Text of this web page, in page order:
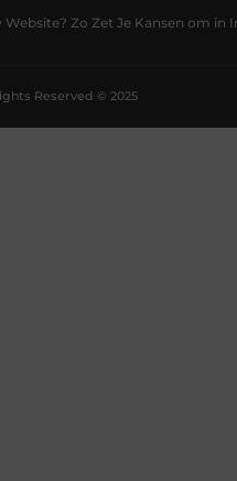
Zo Zet Je Kansen om in
Reserved © 2025